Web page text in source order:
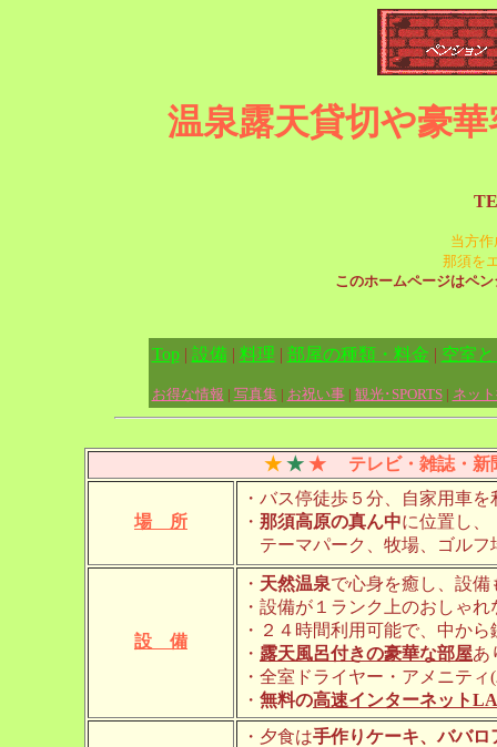
温泉露天貸切や豪
当方作
那須を
このホームページはペ
Top| 設備| 料理 | 部屋の種類・料金 | 空室
お得な情報 | 写真集 | お祝い事| 観光･SPORTS| ネッ
★ ★ ★ テレビ・雑誌・新
場 所
・バス停徒歩５分、自家用車
・ 那須高原の真ん中に位置し、
テーマパーク、牧場、ゴルフ
設 備
・ 天然温泉で心身を癒し、設備
・設備が１ランク上のおしゃ
・２４時間利用可能で、中か
・ 露天風呂付きの豪華な部屋あ
・全室ドライヤー・アメニテ
・ 無料の高速インターネット
・夕食は手作りケーキ、ババ